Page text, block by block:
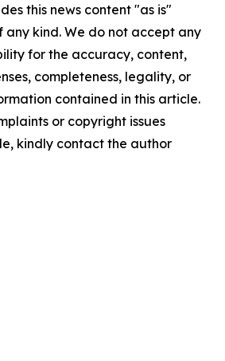
this news content "as is"
kind. We do not accept any
for the accuracy, content,
completeness, legality, or
contained in this article.
or copyright issues
kindly contact the author